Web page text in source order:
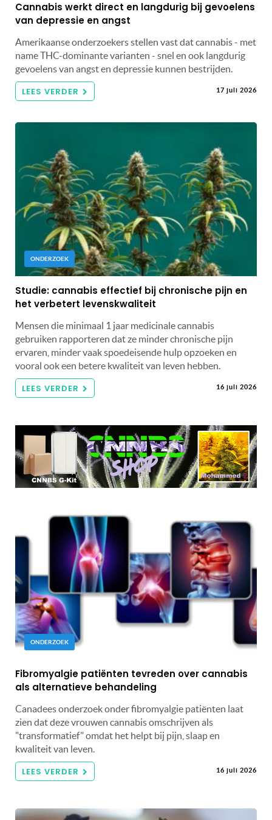
Cannabis werkt direct en langdurig bij gevoelens
van depressie en angst
Amerikaanse onderzoekers stellen vast dat cannabis - met
name THC-dominante varianten - snel en ook langdurig
gevoelens van angst en depressie kunnen bestrijden.
LEES VERDER 17 juli 2026
ONDERZOEK
Studie: cannabis effectief bij chronische pijn en
het verbetert levenskwaliteit
Mensen die minimaal 1 jaar medicinale cannabis
gebruiken rapporteren dat ze minder chronische pijn
ervaren, minder vaak spoedeisende hulp opzoeken en
vooral ook een betere kwaliteit van leven hebben.
LEES VERDER 16 juli 2026
ONDERZOEK
Fibromyalgie patiënten tevreden over cannabis
als alternatieve behandeling
Canadees onderzoek onder fibromyalgie patiënten laat
zien dat deze vrouwen cannabis omschrijven als
"transformatief" omdat het helpt bij pijn, slaap en
kwaliteit van leven.
LEES VERDER 16 juli 2026